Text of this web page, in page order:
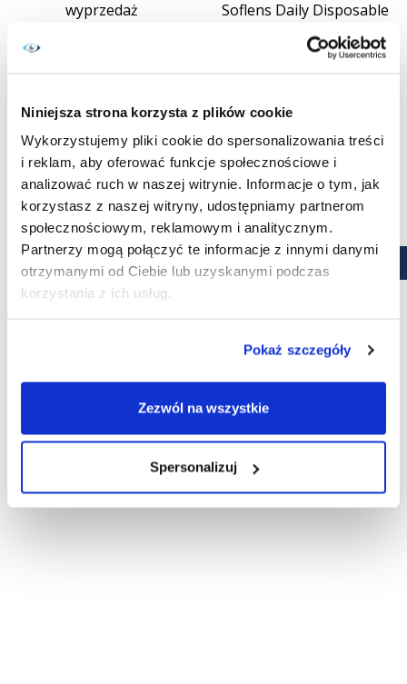
Niniejsza strona korzysta z plików cookie
Wykorzystujemy pliki cookie do spersonalizowania treści
i reklam, aby oferować funkcje społecznościowe i
analizować ruch w naszej witrynie. Informacje o tym, jak
korzystasz z naszej witryny, udostępniamy partnerom
społecznościowym, reklamowym i analitycznym.
Partnerzy mogą połączyć te informacje z innymi danymi
otrzymanymi od Ciebie lub uzyskanymi podczas
korzystania z ich usług.
Pokaż szczegóły
Zezwól na wszystkie
Spersonalizuj
wyprzedaż
Soflens Daily Disposable
90 szt.
Cena
133,99 zł
Cena
76,88 zł Cena
podstawowa
81,88 zł
- 5,00 ZŁ
SofLens Toric 6 szt. -
WYPRZEDAZ
WYPRZEDAŻ!